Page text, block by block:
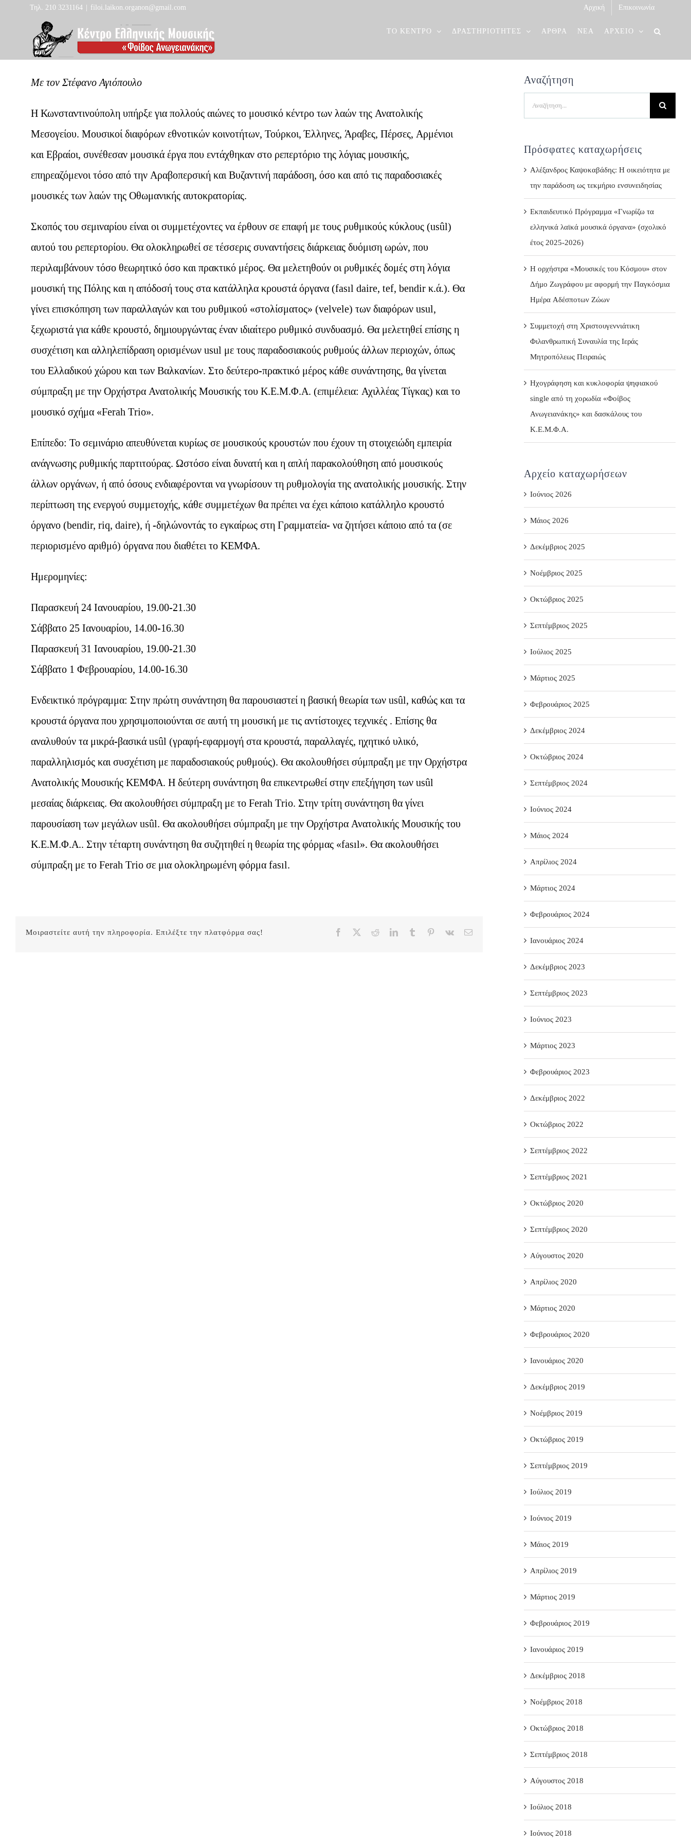
Τηλ. 210 3231164 filoi.laikon.organon@gmail.com Αρχική Επικοινωνία
ΤΟ ΚΕΝΤΡΟ ΔΡΑΣΤΗΡΙΟΤΗΤΕΣ ΑΡΘΡΑ ΝΕΑ ΑΡΧΕΙΟ
Με τον Στέφανο Αγιόπουλο
Η Κωνσταντινούπολη υπήρξε για πολλούς αιώνες το μουσικό κέντρο των λαών της Ανατολικής
Μεσογείου. Μουσικοί διαφόρων εθνοτικών κοινοτήτων, Τούρκοι, Έλληνες, Άραβες, Πέρσες, Αρμένιοι
και Εβραίοι, συνέθεσαν μουσικά έργα που εντάχθηκαν στο ρεπερτόριο της λόγιας μουσικής,
επηρεαζόμενοι τόσο από την Αραβοπερσική και Βυζαντινή παράδοση, όσο και από τις παραδοσιακές
μουσικές των λαών της Οθωμανικής αυτοκρατορίας.
Σκοπός του σεμιναρίου είναι οι συμμετέχοντες να έρθουν σε επαφή με τους ρυθμικούς κύκλους (usûl)
αυτού του ρεπερτορίου. Θα ολοκληρωθεί σε τέσσερις συναντήσεις διάρκειας δυόμιση ωρών, που
περιλαμβάνουν τόσο θεωρητικό όσο και πρακτικό μέρος. Θα μελετηθούν οι ρυθμικές δομές στη λόγια
μουσική της Πόλης και η απόδοσή τους στα κατάλληλα κρουστά όργανα (fasıl daire, tef, bendir κ.ά.). Θα
γίνει επισκόπηση των παραλλαγών και του ρυθμικού «στολίσματος» (velvele) των διαφόρων usul,
ξεχωριστά για κάθε κρουστό, δημιουργώντας έναν ιδιαίτερο ρυθμικό συνδυασμό. Θα μελετηθεί επίσης η
συσχέτιση και αλληλεπίδραση ορισμένων usul με τους παραδοσιακούς ρυθμούς άλλων περιοχών, όπως
του Ελλαδικού χώρου και των Βαλκανίων. Στο δεύτερο-πρακτικό μέρος κάθε συνάντησης, θα γίνεται
σύμπραξη με την Ορχήστρα Ανατολικής Μουσικής του Κ.Ε.Μ.Φ.Α. (επιμέλεια: Αχιλλέας Τίγκας) και το
μουσικό σχήμα «Ferah Τrio».
Επίπεδο: Το σεμινάριο απευθύνεται κυρίως σε μουσικούς κρουστών που έχουν τη στοιχειώδη εμπειρία
ανάγνωσης ρυθμικής παρτιτούρας. Ωστόσο είναι δυνατή και η απλή παρακολούθηση από μουσικούς
άλλων οργάνων, ή από όσους ενδιαφέρονται να γνωρίσουν τη ρυθμολογία της ανατολικής μουσικής. Στην
περίπτωση της ενεργού συμμετοχής, κάθε συμμετέχων θα πρέπει να έχει κάποιο κατάλληλο κρουστό
όργανο (bendir, riq, daire), ή -δηλώνοντάς το εγκαίρως στη Γραμματεία- να ζητήσει κάποιο από τα (σε
περιορισμένο αριθμό) όργανα που διαθέτει το ΚΕΜΦΑ.
Ημερομηνίες:
Παρασκευή 24 Ιανουαρίου, 19.00-21.30
Σάββατο 25 Ιανουαρίου, 14.00-16.30
Παρασκευή 31 Ιανουαρίου, 19.00-21.30
Σάββατο 1 Φεβρουαρίου, 14.00-16.30
Ενδεικτικό πρόγραμμα: Στην πρώτη συνάντηση θα παρουσιαστεί η βασική θεωρία των usûl, καθώς και τα
κρουστά όργανα που χρησιμοποιούνται σε αυτή τη μουσική με τις αντίστοιχες τεχνικές . Επίσης θα
αναλυθούν τα μικρά-βασικά usûl (γραφή-εφαρμογή στα κρουστά, παραλλαγές, ηχητικό υλικό,
παραλληλισμός και συσχέτιση με παραδοσιακούς ρυθμούς). Θα ακολουθήσει σύμπραξη με την Ορχήστρα
Ανατολικής Μουσικής ΚΕΜΦΑ. Η δεύτερη συνάντηση θα επικεντρωθεί στην επεξήγηση των usûl
μεσαίας διάρκειας. Θα ακολουθήσει σύμπραξη με το Ferah Τrio. Στην τρίτη συνάντηση θα γίνει
παρουσίαση των μεγάλων usûl. Θα ακολουθήσει σύμπραξη με την Ορχήστρα Ανατολικής Μουσικής του
Κ.Ε.Μ.Φ.Α.. Στην τέταρτη συνάντηση θα συζητηθεί η θεωρία της φόρμας «fasıl». Θα ακολουθήσει
σύμπραξη με το Ferah Τrio σε μια ολοκληρωμένη φόρμα fasıl.
Μοιραστείτε αυτή την πληροφορία. Επιλέξτε την πλατφόρμα σας! Facebook RedditLinkedInTumblr Pinterest
Vk Email
Αναζήτηση
Πρόσφατες καταχωρήσεις
Αλέξανδρος Καψοκαβάδης: Η οικειότητα με
την παράδοση ως τεκμήριο ενσυνειδησίας
Εκπαιδευτικό Πρόγραμμα «Γνωρίζω τα
ελληνικά λαϊκά μουσικά όργανα» (σχολικό
έτος 2025-2026)
Η ορχήστρα «Μουσικές του Κόσμου» στον
Δήμο Ζωγράφου με αφορμή την Παγκόσμια
Ημέρα Αδέσποτων Ζώων
Συμμετοχή στη Χριστουγεννιάτικη
Φιλανθρωπική Συναυλία της Ιεράς
Μητροπόλεως Πειραιώς
Ηχογράφηση και κυκλοφορία ψηφιακού
single από τη χορωδία «Φοίβος
Ανωγειανάκης» και δασκάλους του
Κ.Ε.Μ.Φ.Α.
Αρχείο καταχωρήσεων
Ιούνιος 2026
Μάιος 2026
Δεκέμβριος 2025
Νοέμβριος 2025
Οκτώβριος 2025
Σεπτέμβριος 2025
Ιούλιος 2025
Μάρτιος 2025
Φεβρουάριος 2025
Δεκέμβριος 2024
Οκτώβριος 2024
Σεπτέμβριος 2024
Ιούνιος 2024
Μάιος 2024
Απρίλιος 2024
Μάρτιος 2024
Φεβρουάριος 2024
Ιανουάριος 2024
Δεκέμβριος 2023
Σεπτέμβριος 2023
Ιούνιος 2023
Μάρτιος 2023
Φεβρουάριος 2023
Δεκέμβριος 2022
Οκτώβριος 2022
Σεπτέμβριος 2022
Σεπτέμβριος 2021
Οκτώβριος 2020
Σεπτέμβριος 2020
Αύγουστος 2020
Απρίλιος 2020
Μάρτιος 2020
Φεβρουάριος 2020
Ιανουάριος 2020
Δεκέμβριος 2019
Νοέμβριος 2019
Οκτώβριος 2019
Σεπτέμβριος 2019
Ιούλιος 2019
Ιούνιος 2019
Μάιος 2019
Απρίλιος 2019
Μάρτιος 2019
Φεβρουάριος 2019
Ιανουάριος 2019
Δεκέμβριος 2018
Νοέμβριος 2018
Οκτώβριος 2018
Σεπτέμβριος 2018
Αύγουστος 2018
Ιούλιος 2018
Ιούνιος 2018